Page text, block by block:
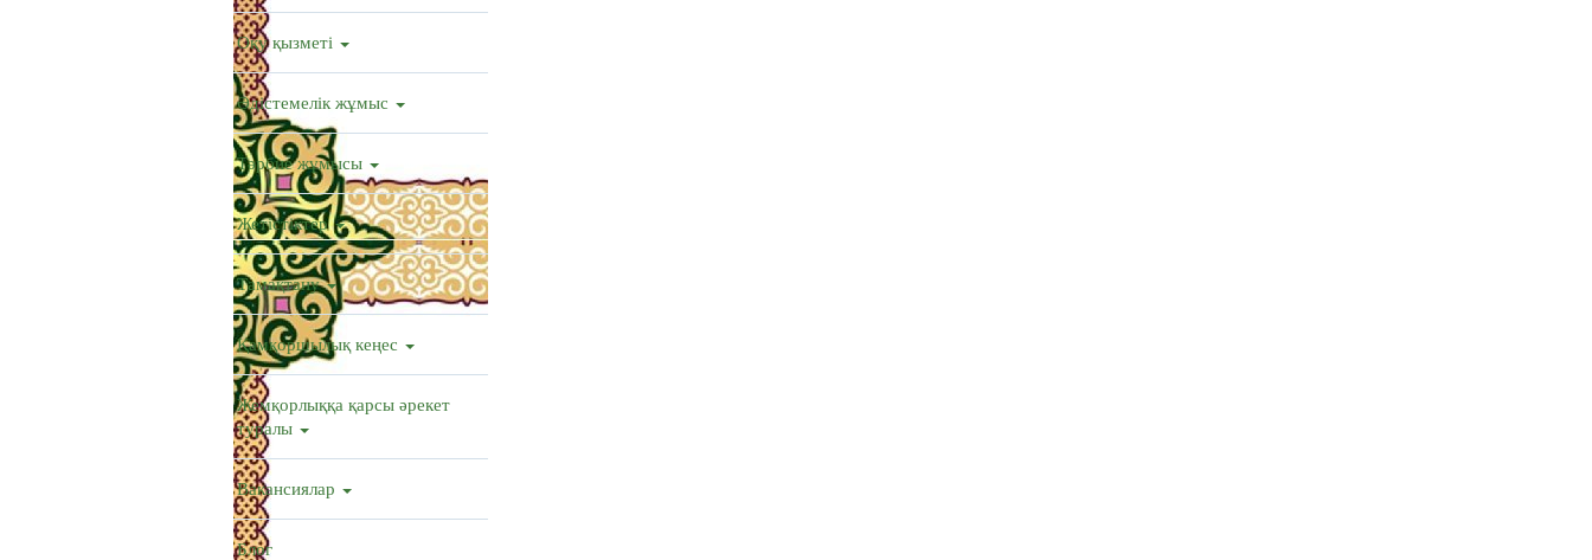
Оқу қызметі
Әдістемелік жұмыс
Тәрбие жұмысы
Жетістіктер
Тамақтану
Қамқоршылық кеңес
Жемқорлыққа қарсы әрекет
туралы
Вакансиялар
Блог